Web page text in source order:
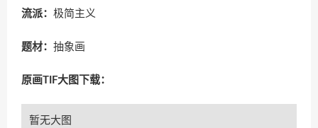
流派： 极简主义
题材： 抽象画
原画TIF大图下载：
暂无大图